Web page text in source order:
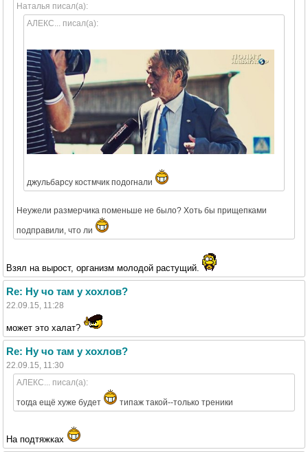
Наталья писал(а):
АЛЕКС... писал(а):
джульбарсу костмчик подогнали
Неужели размерчика поменьше не было? Хоть бы прищепками
подправили, что ли
Взял на вырост, организм молодой растущий.
Re: Ну чо там у хохлов?
22.09.15, 11:28
может это халат?
Re: Ну чо там у хохлов?
22.09.15, 11:30
АЛЕКС... писал(а):
тогда ещё хуже будет типаж такой--только треники
На подтяжках